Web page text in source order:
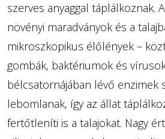
szerves anyaggal táplálkoznak.
növényi maradványok és a
mikroszkopikus élőlények –
gombák, baktériumok és
bélcsatornájában lévő enzimek
lebomlanak, így az állat
fertőtleníti is a talajokat. Nagy